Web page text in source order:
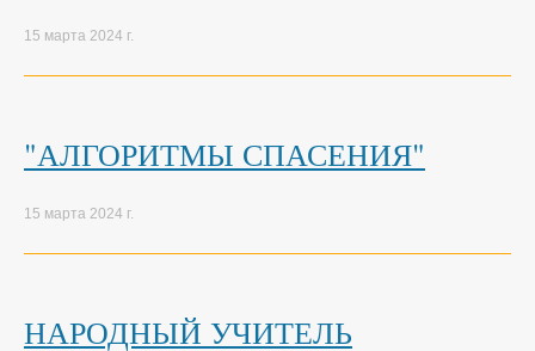
15 марта 2024 г.
"АЛГОРИТМЫ СПАСЕНИЯ"
15 марта 2024 г.
НАРОДНЫЙ УЧИТЕЛЬ